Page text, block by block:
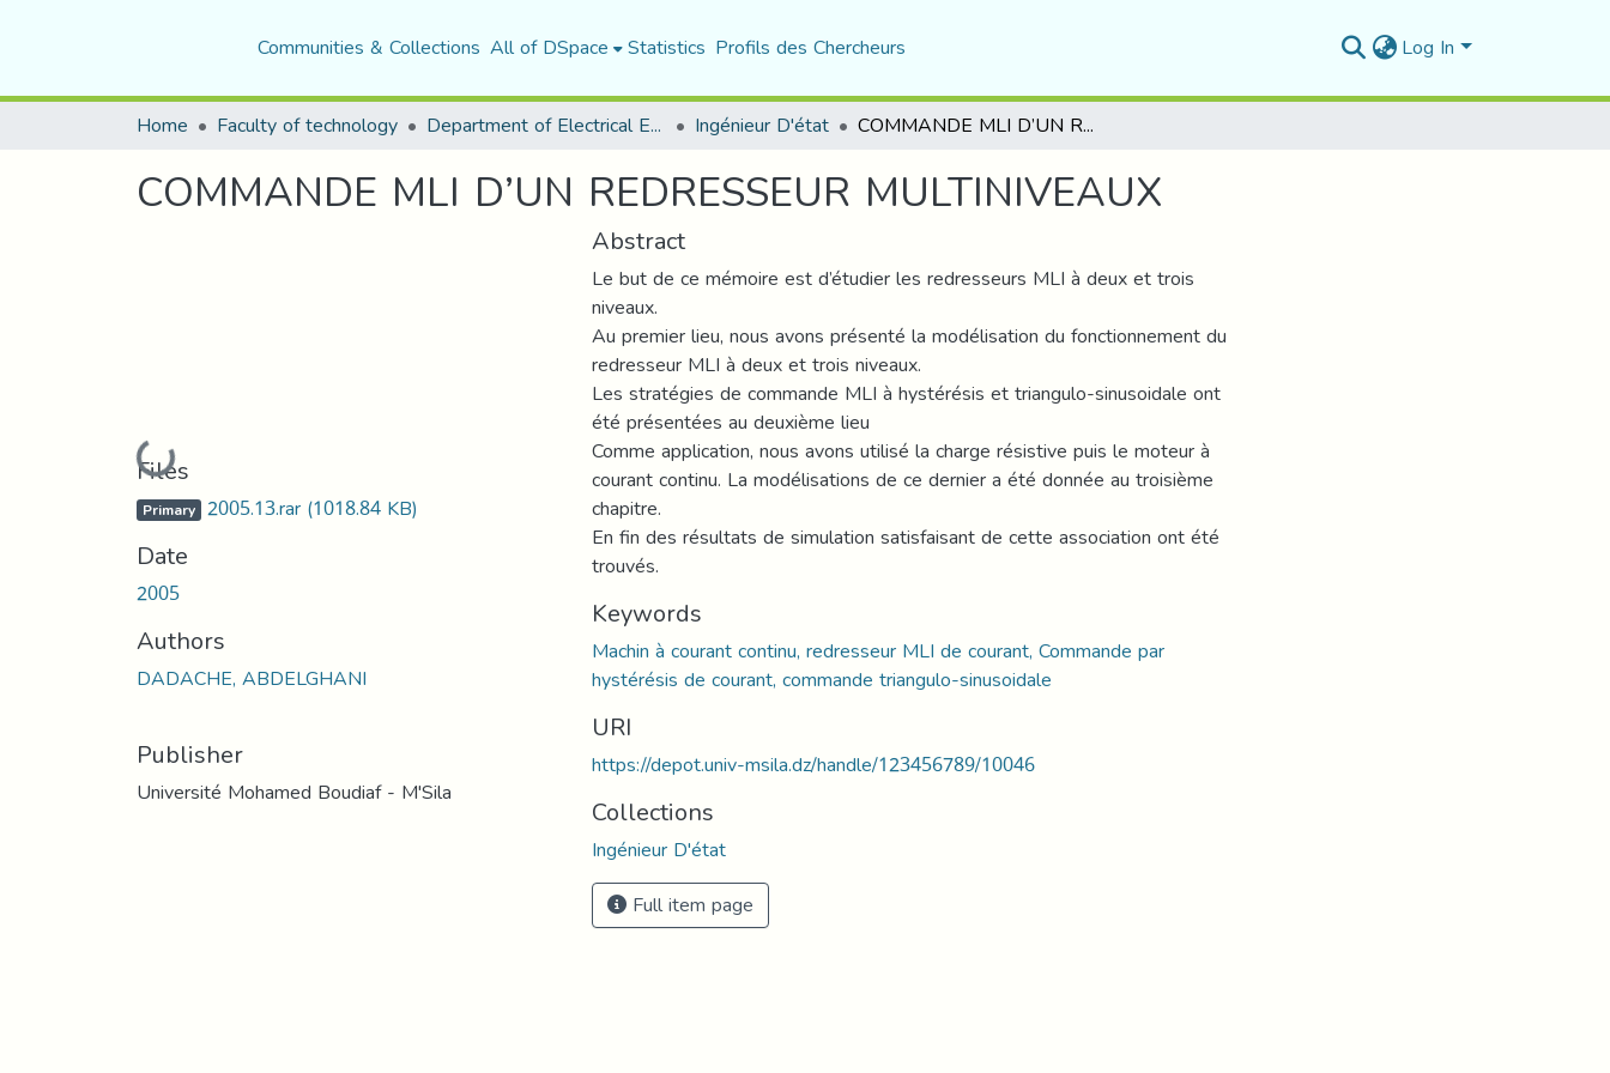
Communities & Collections All of DSpace Statistics Profils des Chercheurs Log In
Home Faculty of technology Department of Electrical Engineering Ingénieur D'état COMMANDE MLI D’UN REDRESSEUR MULTINIVEAUX
COMMANDE MLI D’UN REDRESSEUR MULTINIVEAUX
Loading...
Files
Primary 2005.13.rar(1018.84 KB)
Date
2005
Authors
DADACHE, ABDELGHANI
Publisher
Université Mohamed Boudiaf - M'Sila
Abstract
Le but de ce mémoire est d’étudier les redresseurs MLI à deux et trois
niveaux.
Au premier lieu, nous avons présenté la modélisation du fonctionnement du
redresseur MLI à deux et trois niveaux.
Les stratégies de commande MLI à hystérésis et triangulo-sinusoidale ont
été présentées au deuxième lieu
Comme application, nous avons utilisé la charge résistive puis le moteur à
courant continu. La modélisations de ce dernier a été donnée au troisième
chapitre.
En fin des résultats de simulation satisfaisant de cette association ont été
trouvés.
Keywords
Machin à courant continu, redresseur MLI de courant, Commande par
hystérésis de courant, commande triangulo-sinusoidale
URI
https://depot.univ-msila.dz/handle/123456789/10046
Collections
Ingénieur D'état
Full item page